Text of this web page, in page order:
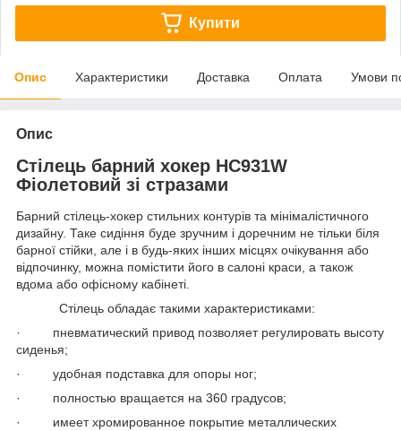
Купити
Опис Характеристики Доставка Оплата Умови
Опис
Стілець барний хокер HC931W
Фіолетовий зі стразами
Барний стілець-хокер стильних контурів та мінімалістичного
дизайну. Таке сидіння буде зручним і доречним не тільки біля
барної стійки, але і в будь-яких інших місцях очікування або
відпочинку, можна помістити його в салоні краси, а також
вдома або офісному кабінеті.
Стілець обладає такими характеристиками:
· пневматический привод позволяет регулировать высоту
сиденья;
· удобная подставка для опоры ног;
· полностью вращается на 360 градусов;
· имеет хромированное покрытие металлических